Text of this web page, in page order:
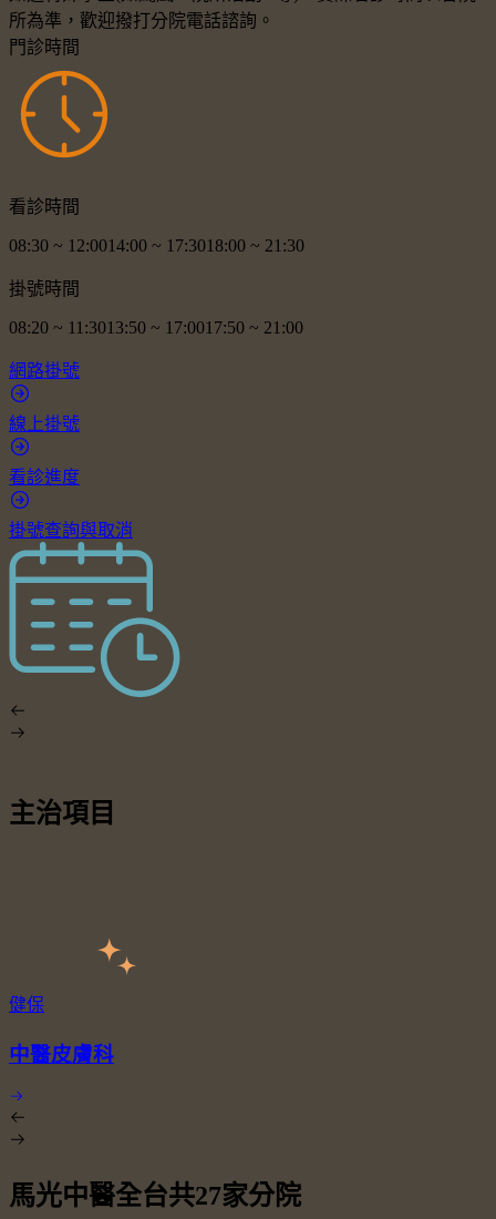
所為準，歡迎撥打分院電話諮詢。
門診時間
看診時間
08:30 ~ 12:0014:00 ~ 17:3018:00 ~ 21:30
掛號時間
08:20 ~ 11:3013:50 ~ 17:0017:50 ~ 21:00
網路掛號
線上掛號
看診進度
掛號查詢與取消
主治項目
健保
中醫皮膚科
馬光中醫全台共27家分院